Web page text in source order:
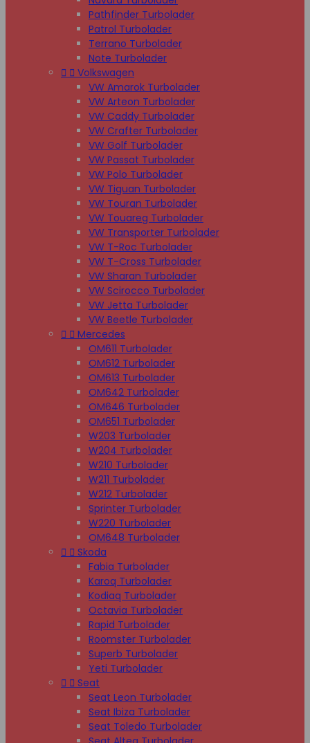
Pathfinder Turbolader
Patrol Turbolader
Terrano Turbolader
Note Turbolader
  Volkswagen
VW Amarok Turbolader
VW Arteon Turbolader
VW Caddy Turbolader
VW Crafter Turbolader
VW Golf Turbolader
VW Passat Turbolader
VW Polo Turbolader
VW Tiguan Turbolader
VW Touran Turbolader
VW Touareg Turbolader
VW Transporter Turbolader
VW T-Roc Turbolader
VW T-Cross Turbolader
VW Sharan Turbolader
VW Scirocco Turbolader
VW Jetta Turbolader
VW Beetle Turbolader
  Mercedes
OM611 Turbolader
OM612 Turbolader
OM613 Turbolader
OM642 Turbolader
OM646 Turbolader
OM651 Turbolader
W203 Turbolader
W204 Turbolader
W210 Turbolader
W211 Turbolader
W212 Turbolader
Sprinter Turbolader
W220 Turbolader
OM648 Turbolader
  Skoda
Fabia Turbolader
Karoq Turbolader
Kodiaq Turbolader
Octavia Turbolader
Rapid Turbolader
Roomster Turbolader
Superb Turbolader
Yeti Turbolader
  Seat
Seat Leon Turbolader
Seat Ibiza Turbolader
Seat Toledo Turbolader